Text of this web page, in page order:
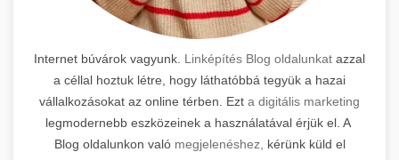
Internet búvárok vagyunk. Linképítés Blog oldalunkat azzal
a céllal hoztuk létre, hogy láthatóbbá tegyük a hazai
vállalkozásokat az online térben. Ezt a digitális marketing
legmodernebb eszközeinek a használatával érjük el. A
Blog oldalunkon való megjelenéshez,
kérünk küld el